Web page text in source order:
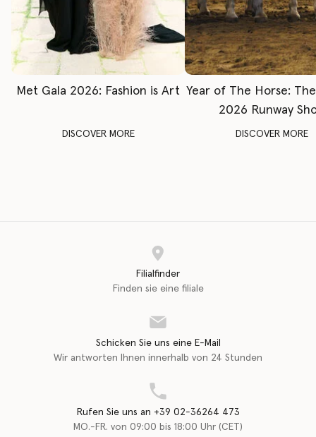
Met Gala 2026: Fashion is Art
DISCOVER MORE
Year of The Horse:
2026 Runway
DISCOVER MORE
Filialfinder
Finden sie eine filiale
Schicken Sie uns eine E-Mail
Wir antworten Ihnen innerhalb von 24 Stunden
Rufen Sie uns an +39 02-36264 473
MO.-FR. von 09:00 bis 18:00 Uhr (CET)